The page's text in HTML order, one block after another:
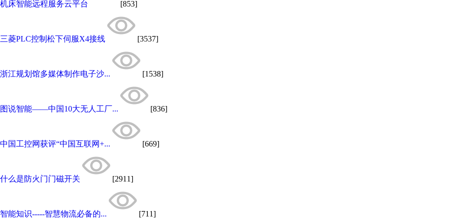
机床智能远程服务云平台 [853]
三菱PLC控制松下伺服X4接线 [3537]
浙江规划馆多媒体制作电子沙... [1538]
图说智能——中国10大无人工厂... [836]
中国工控网获评“中国互联网+... [669]
什么是防火门门磁开关 [2911]
智能知识-----智慧物流必备的... [711]